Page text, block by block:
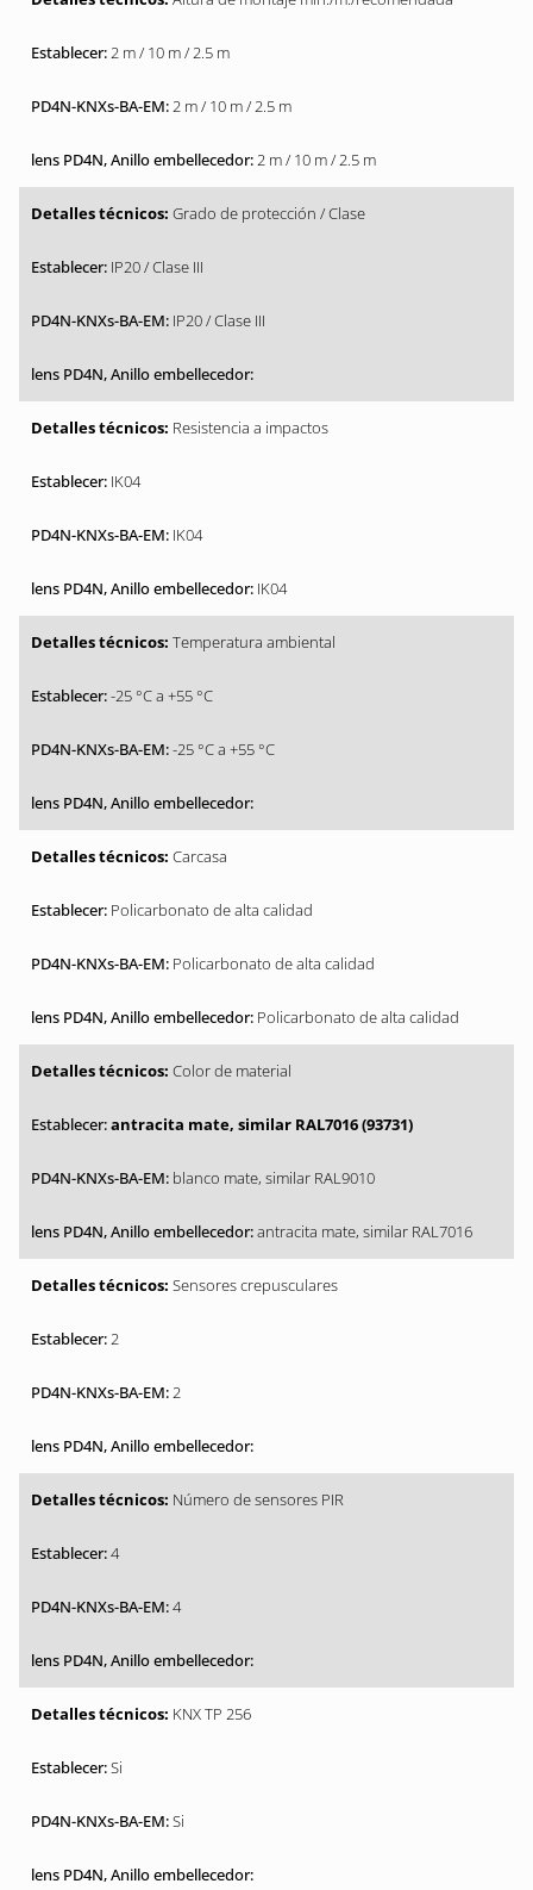
2 m / 10 m / 2.5 m
2 m / 10 m / 2.5 m
2 m / 10 m / 2.5 m
Grado de protección / Clase
IP20 / Clase III
IP20 / Clase III
Resistencia a impactos
IK04
IK04
IK04
Temperatura ambiental
-25 °C a +55 °C
-25 °C a +55 °C
Carcasa
Policarbonato de alta calidad
Policarbonato de alta calidad
Policarbonato de alta calidad
Color de material
antracita mate, similar RAL7016 (93731)
blanco mate, similar RAL9010
antracita mate, similar RAL7016
Sensores crepusculares
2
2
Número de sensores PIR
4
4
KNX TP 256
Si
Si